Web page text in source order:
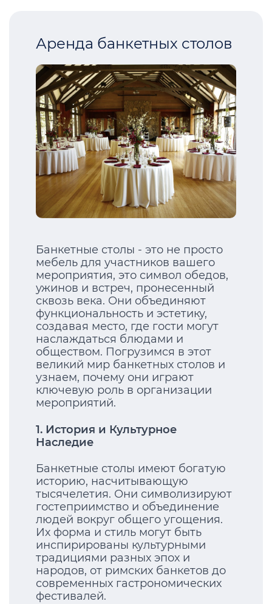
Аренда банкетных столов
Банкетные столы - это не просто
мебель для участников вашего
мероприятия, это символ обедов,
ужинов и встреч, пронесенный
сквозь века. Они объединяют
функциональность и эстетику,
создавая место, где гости могут
наслаждаться блюдами и
обществом. Погрузимся в этот
великий мир банкетных столов и
узнаем, почему они играют
ключевую роль в организации
мероприятий.
1. История и Культурное
Наследие
Банкетные столы имеют богатую
историю, насчитывающую
тысячелетия. Они символизируют
гостеприимство и объединение
людей вокруг общего угощения.
Их форма и стиль могут быть
инспирированы культурными
традициями разных эпох и
народов, от римских банкетов до
современных гастрономических
фестивалей.